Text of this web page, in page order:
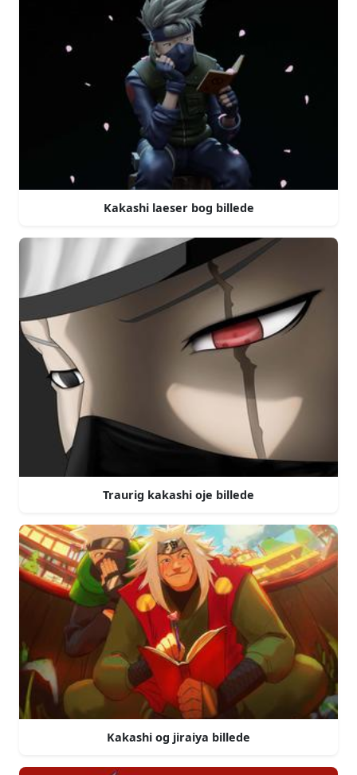
Kakashi laeser bog billede
Traurig kakashi oje billede
Kakashi og jiraiya billede